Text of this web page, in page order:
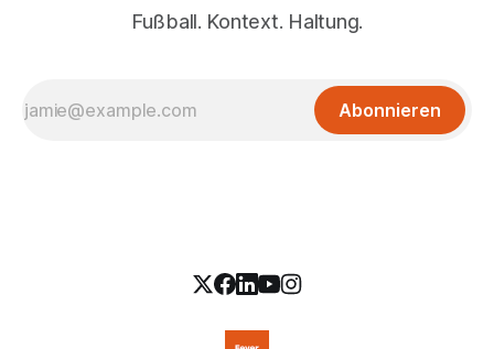
Fußball. Kontext. Haltung.
Abonnieren